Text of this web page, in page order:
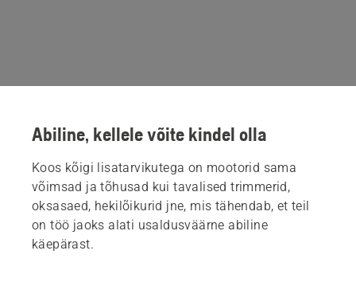
Abiline, kellele võite kindel olla
Koos kõigi lisatarvikutega on mootorid sama
võimsad ja tõhusad kui tavalised trimmerid,
oksasaed, hekilõikurid jne, mis tähendab, et teil
on töö jaoks alati usaldusväärne abiline
käepärast.